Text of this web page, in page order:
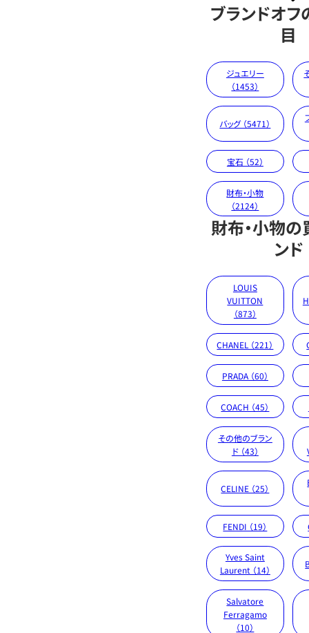
ブランドオ
目
ジュエリー
（1453）
バッグ （5471）
宝石 （52）
財布・小物
（2124）
財布・小物
ンド
LOUIS
VUITTON
（873）
CHANEL （221）
PRADA （60）
COACH （45）
その他のブラン
ド （43）
CELINE （25）
FENDI （19）
Yves Saint
Laurent （14）
Salvatore
Ferragamo
（10）